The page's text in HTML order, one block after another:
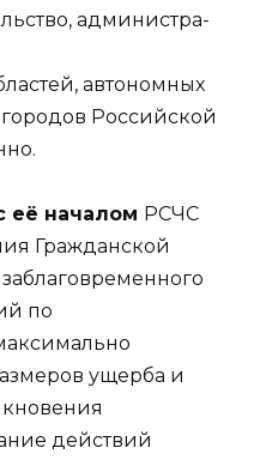
администра-
автономных
Российской
её началом РСЧС
Гражданской
по
ущерба и
действий